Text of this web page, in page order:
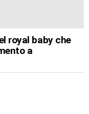
royal baby che
a